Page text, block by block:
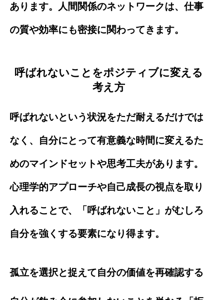
あります。人間関係のネットワークは、仕事
の質や効率にも密接に関わってきます。
呼ばれないことをポジティブに変える
考え方
呼ばれないという状況をただ耐えるだけでは
なく、自分にとって有意義な時間に変えるた
めのマインドセットや思考工夫があります。
心理学的アプローチや自己成長の視点を取り
入れることで、「呼ばれないこと」がむしろ
自分を強くする要素になり得ます。
孤立を選択と捉えて自分の価値を再確認する